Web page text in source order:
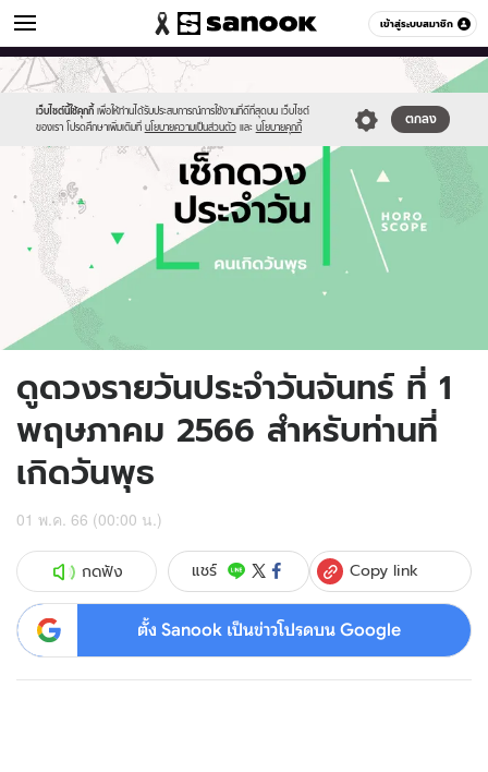
เข้าสู่ระบบสมาชิก
ดูดวง หมวดอื่นๆ
เว็บไซต์นี้ใช้คุกกี้ เพื่อให้ท่านได้รับประสบการณ์การใช้งานที่ดีที่สุดบน เว็บไซต์
ของเรา โปรดศึกษาเพิ่มเติมที่ นโยบายความเป็นส่วนตัว และ นโยบายคุกกี้
ตกลง
Sanook
//s.isanook.com/sr/0/images/logo-
new-
sanook.png
600
60
//s.isanook.com/ho/0/ud/fxd/day/daily-
horoscope-
wednesday.jpg
ดูดวงรายวันประจำวันจันทร์ ที่ 1
พฤษภาคม 2566 สำหรับท่านที่
เกิดวันพุธ
01 พ.ค. 66 (00:00 น.)
กดฟัง แชร์ Copy link
ตั้ง Sanook เป็นข่าวโปรดบน Google